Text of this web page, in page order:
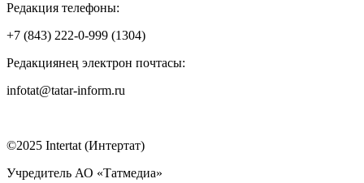
Редакция телефоны:
+7 (843) 222-0-999 (1304)
Редакциянең электрон почтасы:
infotat@tatar-inform.ru
©2025 Intertat (Интертат)
Учредитель АО «Татмедиа»